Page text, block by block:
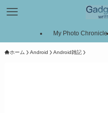
My Photo Chronicle
ホーム Android Android雑記